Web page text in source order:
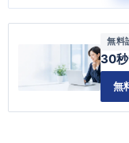
無料
30
無